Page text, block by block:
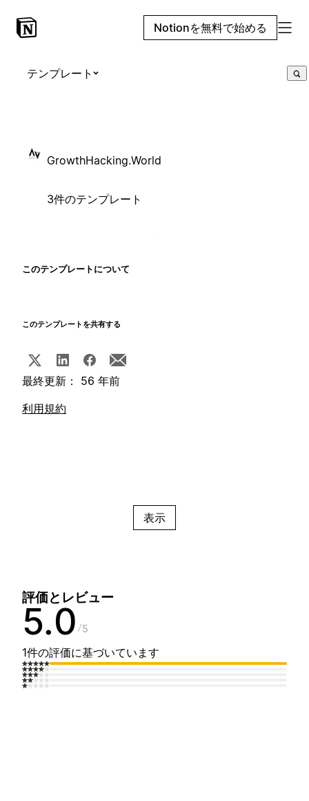
Notionを無料で始める
テンプレート
GrowthHacking.World
3件のテンプレート
このテンプレートについて
このテンプレートを共有する
最終更新： 56 年前
利用規約
表示
評価とレビュー
5.0 5
1件の評価に基づいています